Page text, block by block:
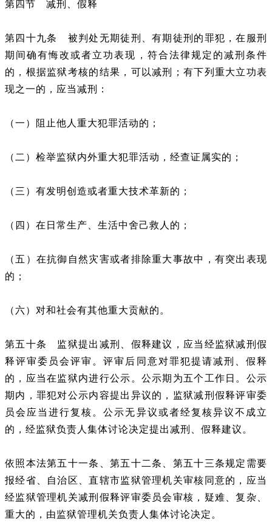
第四节 减刑、假释
第四十九条 被判处无期徒刑、有期徒刑的罪犯，在服刑
期间确有悔改或者立功表现，符合法律规定的减刑条件
的，根据监狱考核的结果，可以减刑；有下列重大立功表
现之一的，应当减刑：
（一）阻止他人重大犯罪活动的；
（二）检举监狱内外重大犯罪活动，经查证属实的；
（三）有发明创造或者重大技术革新的；
（四）在日常生产、生活中舍己救人的；
（五）在抗御自然灾害或者排除重大事故中，有突出表现
的；
（六）对和社会有其他重大贡献的。
第五十条 监狱提出减刑、假释建议，应当经监狱减刑假
释评审委员会评审。评审后同意对罪犯提请减刑、假释
的，应当在监狱内进行公示。公示期为五个工作日。公示
期内，罪犯对公示内容提出异议的，监狱减刑假释评审委
员会应当进行复核。公示无异议或者经复核异议不成立
的，经监狱负责人集体讨论决定提出减刑、假释建议。
依照本法第五十一条、第五十二条、第五十三条规定需要
报经省、自治区、直辖市监狱管理机关审核同意的，应当
经监狱管理机关减刑假释评审委员会审核，疑难、复杂、
重大的，由监狱管理机关负责人集体讨论决定。